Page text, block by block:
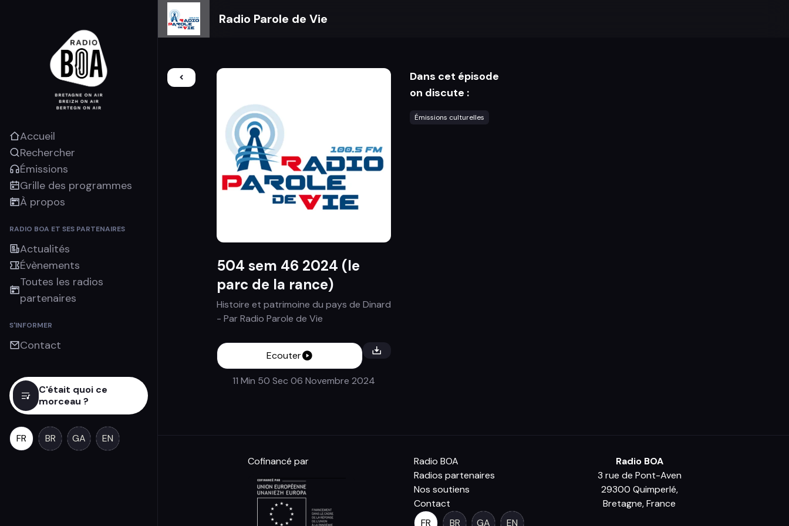
Accueil
Rechercher
Émissions
Grille des programmes
À propos
RADIO BOA ET SES PARTENAIRES
Actualités
Évènements
Toutes les radios
partenaires
S'INFORMER
Contact
C'était quoi ce
morceau ?
FR BR GA EN
Radio Parole de Vie
504 sem 46 2024 (le
parc de la rance)
Histoire et patrimoine du pays de Dinard
- ParRadio Parole de Vie
Ecouter
11 Min 50 Sec 06 Novembre 2024
Dans cet épisode
on discute :
Émissions culturelles
Cofinancé par
Radio BOA
Radios partenaires
Nos soutiens
Contact
FR
BR GA EN
Radio BOA
3 rue de Pont-Aven
29300 Quimperlé,
Bretagne, France